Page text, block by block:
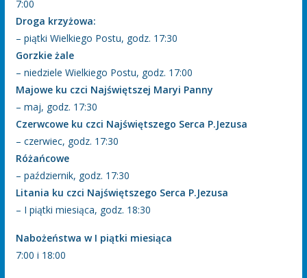
7:00
Droga krzyżowa:
– piątki Wielkiego Postu, godz. 17:30
Gorzkie żale
– niedziele Wielkiego Postu, godz. 17:00
Majowe ku czci Najświętszej Maryi Panny
– maj, godz. 17:30
Czerwcowe ku czci Najświętszego Serca P.Jezusa
– czerwiec, godz. 17:30
Różańcowe
– październik, godz. 17:30
Litania ku czci Najświętszego Serca P.Jezusa
– I piątki miesiąca, godz. 18:30
Nabożeństwa w I piątki miesiąca
7:00 i 18:00